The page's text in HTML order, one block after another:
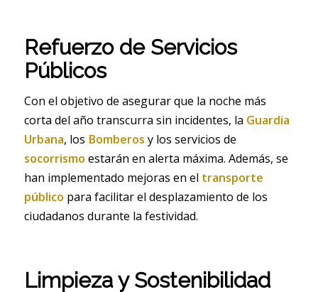
Refuerzo de Servicios
Públicos
Con el objetivo de asegurar que la noche más
corta del año transcurra sin incidentes, la Guardia
Urbana, los Bomberos y los servicios de
socorrismo estarán en alerta máxima. Además, se
han implementado mejoras en el transporte
público para facilitar el desplazamiento de los
ciudadanos durante la festividad.
Limpieza y Sostenibilidad